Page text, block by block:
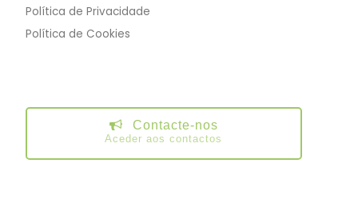
Política de Privacidade
Política de Cookies
Contacte-nos
Aceder aos contactos